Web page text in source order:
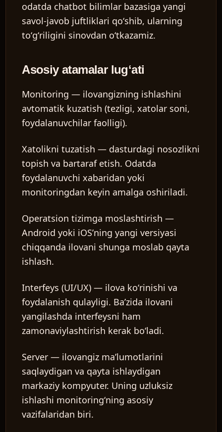
odatda chatbot bilimlar bazasiga yangi
savol-javob juftliklari qoʻshib, ularning
toʻgʻriligini sinovdan oʻtkazamiz.
Asosiy atamalar lugʻati
Monitoring — ilovangizning ishlashini
avtomatik kuzatish (tezligi, xatolar soni,
foydalanuvchilar faolligi).
Xatolikni tuzatish — dasturdagi nosozlikni
topish va bartaraf etish. Odatda
foydalanuvchi xabaridan yoki
monitoringdan keyin amalga oshiriladi.
Operatsion tizimga moslashtirish —
Android yoki iOSʼning yangi versiyasi
chiqqanda ilovani shunga moslab qayta
ishlash.
Interfeys (UI/UX) — ilova koʻrinishi va
foydalanish qulayligi. Baʼzida ilovani
yangilashda interfeysni ham
zamonaviylashtirish kerak boʻladi.
Server — ilovangiz maʼlumotlarini
saqlaydigan va qayta ishlaydigan
markaziy kompyuter. Uning uzluksiz
ishlashi monitoringʻning asosiy
vazifalaridan biri.